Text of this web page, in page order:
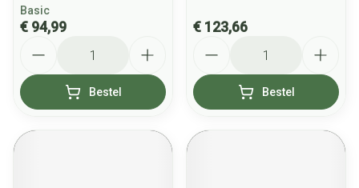
Basic
€ 94,99
Bestel
€ 123,66
Bestel